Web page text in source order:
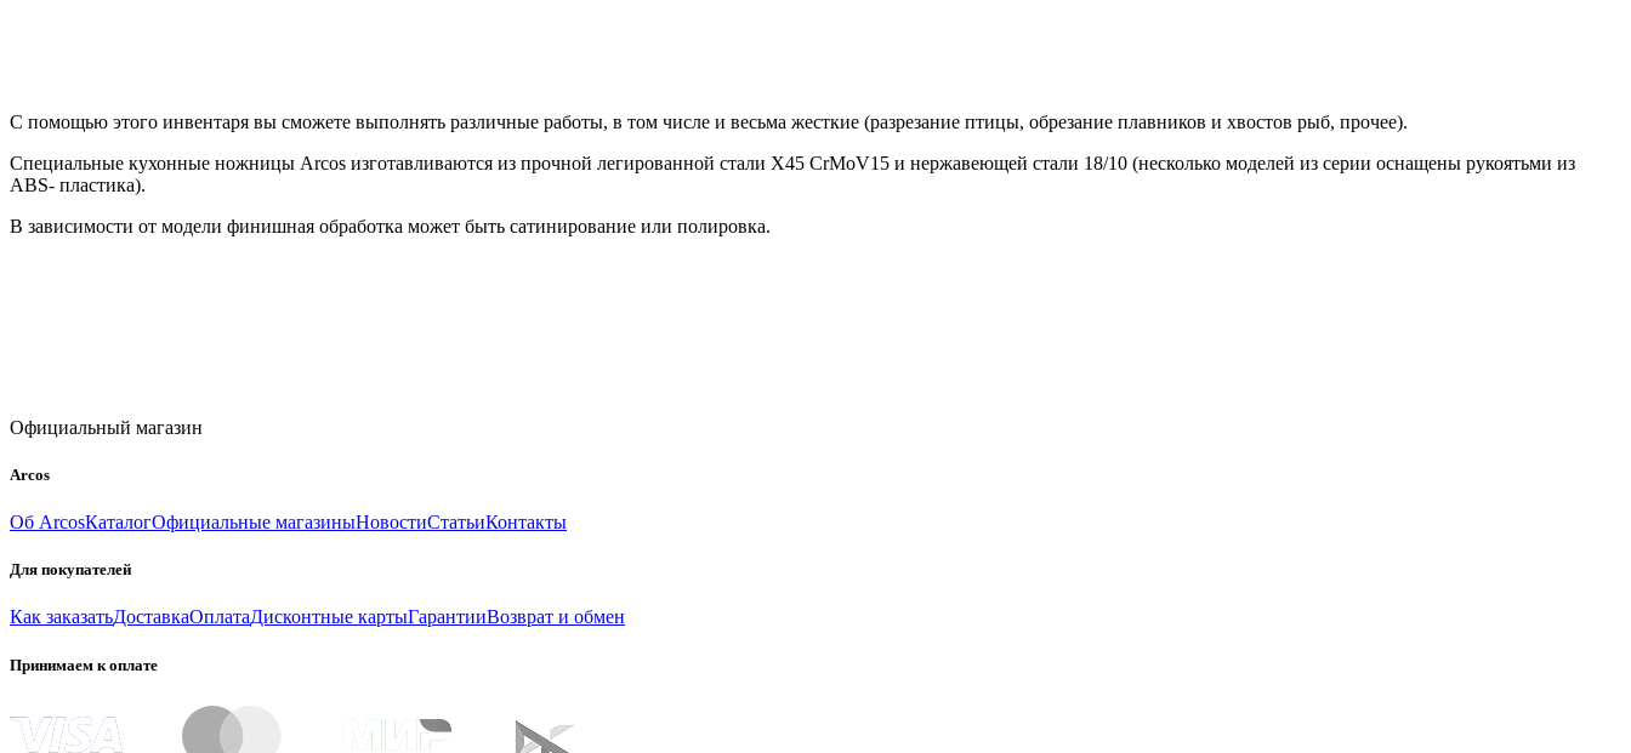
С помощью этого инвентаря вы сможете выполнять различные работы, в том числе и весьма жесткие (разрезание птицы, обрезание плавников и хвостов рыб, прочее).
Специальные кухонные ножницы Arcos изготавливаются из прочной легированной стали X45 CrMoV15 и нержавеющей стали 18/10 (несколько моделей из серии оснащены рукоятьми из
ABS- пластика).
В зависимости от модели финишная обработка может быть сатинирование или полировка.
Официальный магазин
Arcos
Об ArcosКаталогОфициальные магазиныНовостиСтатьиКонтакты
Для покупателей
Как заказатьДоставкаОплатаДисконтные картыГарантииВозврат и обмен
Принимаем к оплате